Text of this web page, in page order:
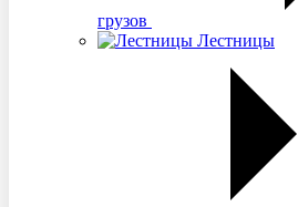
грузов
Лестницы